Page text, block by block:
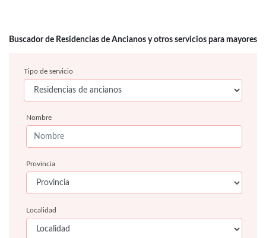
Buscador de Residencias de Ancianos y otros servicios para mayores
Tipo de servicio
Nombre
Provincia
Localidad